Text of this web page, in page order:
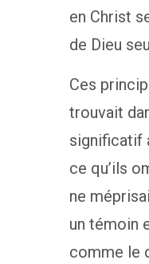
en Christ
de Dieu
Ces
trouvait
significatif
ce qu’ils
ne
un témoin
comme le